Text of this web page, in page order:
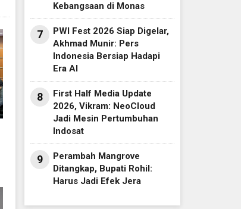
Kebangsaan di Monas
7
PWI Fest 2026 Siap Digelar,
Akhmad Munir: Pers
Indonesia Bersiap Hadapi
Era AI
8
First Half Media Update
2026, Vikram: NeoCloud
Jadi Mesin Pertumbuhan
Indosat
9
Perambah Mangrove
Ditangkap, Bupati Rohil:
Harus Jadi Efek Jera